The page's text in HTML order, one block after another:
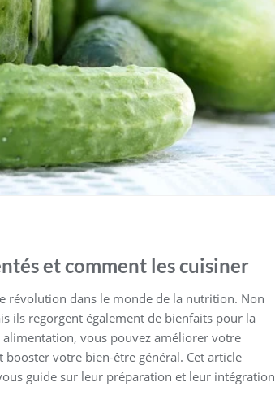
et comment les cuisiner
révolution dans le monde de la nutrition. Non
ils regorgent également de bienfaits pour la
vous pouvez améliorer votre
votre bien-être général. Cet article
guide sur leur préparation et leur intégration